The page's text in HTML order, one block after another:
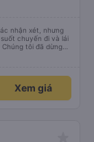
nhận xét, nhưng
chuyến đi và lái
tôi đã dừng
ngồi có thể hơi
Xem giá